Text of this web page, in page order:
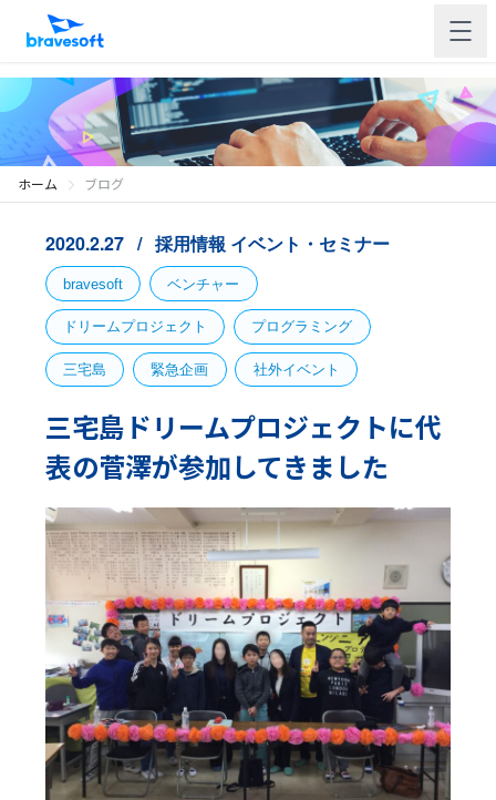
ホーム ブログ
2020.2.27 採用情報 イベント・セミナー
bravesoft ベンチャー
ドリームプロジェクト プログラミング
三宅島 緊急企画 社外イベント
三宅島ドリームプロジェクトに代
表の菅澤が参加してきました